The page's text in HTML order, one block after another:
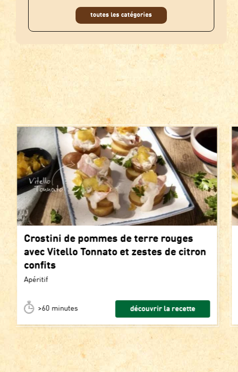
toutes les catégories
Crostini de pommes de terre rouges
avec Vitello Tonnato et zestes de citron
confits
Apéritif
>60 minutes découvrir la recette